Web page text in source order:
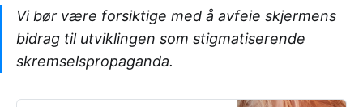
Vi bør være forsiktige med å avfeie skjermens
bidrag til utviklingen som stigmatiserende
skremselspropaganda.